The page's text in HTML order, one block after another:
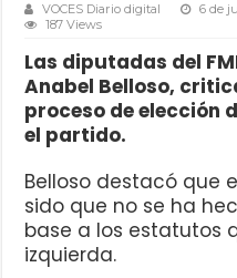
VOCES Diario digital 6 de
187 Views
Las diputadas del
Anabel Belloso,
proceso de elección
el partido.
Belloso destacó que
sido que no se ha
base a los estatutos
izquierda.